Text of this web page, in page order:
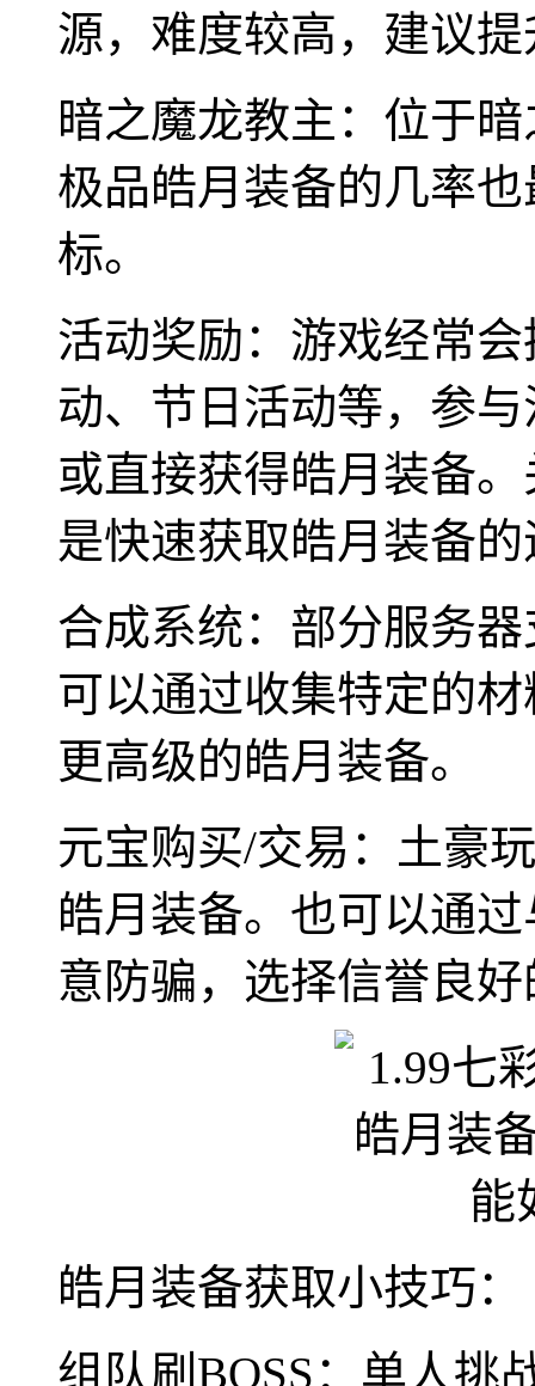
源，难度较高，建议
暗之魔龙教主：位于
极品皓月装备的几率
标。
活动奖励：游戏经常
动、节日活动等，参
或直接获得皓月装备
是快速获取皓月装备
合成系统：部分服务
可以通过收集特定的
更高级的皓月装备。
元宝购买/交易：土豪
皓月装备。也可以通
意防骗，选择信誉良
皓月装备获取小技巧：
组队刷BOSS：单人挑